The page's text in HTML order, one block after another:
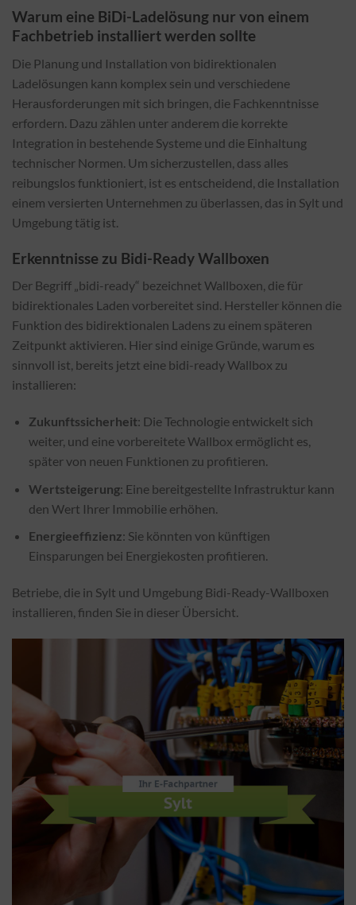
Warum eine BiDi-Ladelösung nur von einem
Fachbetrieb installiert werden sollte
Die Planung und Installation von bidirektionalen
Ladelösungen kann komplex sein und verschiedene
Herausforderungen mit sich bringen, die Fachkenntnisse
erfordern. Dazu zählen unter anderem die korrekte
Integration in bestehende Systeme und die Einhaltung
technischer Normen. Um sicherzustellen, dass alles
reibungslos funktioniert, ist es entscheidend, die Installation
einem versierten Unternehmen zu überlassen, das in Sylt und
Umgebung tätig ist.
Erkenntnisse zu Bidi-Ready Wallboxen
Der Begriff „bidi-ready“ bezeichnet Wallboxen, die für
bidirektionales Laden vorbereitet sind. Hersteller können die
Funktion des bidirektionalen Ladens zu einem späteren
Zeitpunkt aktivieren. Hier sind einige Gründe, warum es
sinnvoll ist, bereits jetzt eine bidi-ready Wallbox zu
installieren:
Zukunftssicherheit: Die Technologie entwickelt sich
weiter, und eine vorbereitete Wallbox ermöglicht es,
später von neuen Funktionen zu profitieren.
Wertsteigerung: Eine bereitgestellte Infrastruktur kann
den Wert Ihrer Immobilie erhöhen.
Energieeffizienz: Sie könnten von künftigen
Einsparungen bei Energiekosten profitieren.
Betriebe, die in Sylt und Umgebung Bidi-Ready-Wallboxen
installieren, finden Sie in dieser Übersicht.